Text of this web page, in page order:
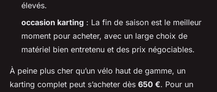
élevés.
occasion karting : La fin de saison est le meilleur
moment pour acheter, avec un large choix de
matériel bien entretenu et des prix négociables.
À peine plus cher qu’un vélo haut de gamme, un
karting complet peut s’acheter dès 650 €. Pour un